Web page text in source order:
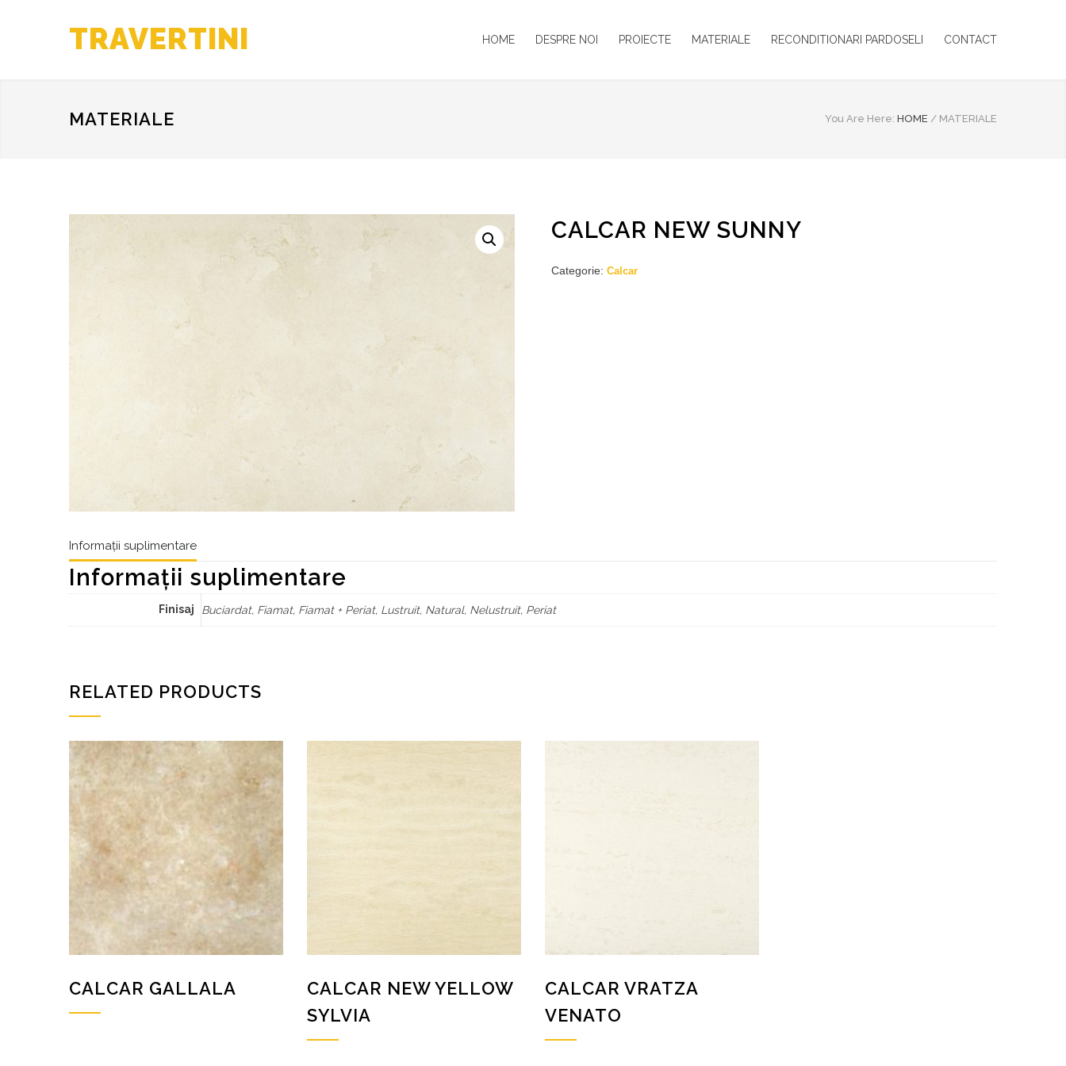
TRAVERTINI HOME DESPRE NOI PROIECTE MATERIALE RECONDITIONARI PARDOSELI CONTACT
MATERIALE You Are Here: HOME / MATERIALE
CALCAR NEW SUNNY
Categorie:Calcar
Informații suplimentare
Informații suplimentare
Finisaj Buciardat, Fiamat, Fiamat + Periat, Lustruit, Natural, Nelustruit, Periat
RELATED PRODUCTS
CALCAR GALLALA
CALCAR NEW YELLOW
SYLVIA
CALCAR VRATZA
VENATO